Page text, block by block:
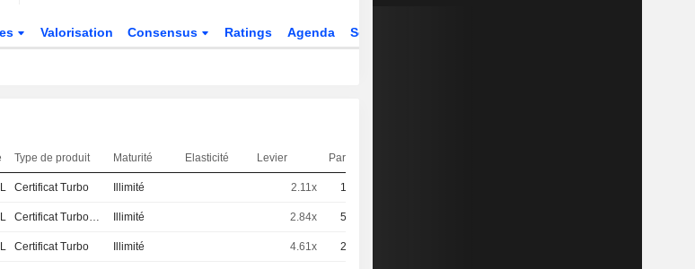
Valorisation Consensus Ratings Agenda Secteur
Type de produit Maturité Elasticité Levier Parité
Certificat Turbo Illimité 2.11x 10
Certificat Turbo Stop Loss Illimité 2.84x 50
Certificat Turbo Illimité 4.61x 20